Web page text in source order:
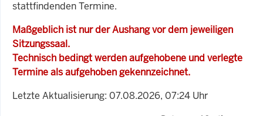
stattfindenden Termine.
Maßgeblich ist nur der Aushang vor dem jeweiligen
Sitzungssaal.
Technisch bedingt werden aufgehobene und verlegte
Termine als aufgehoben gekennzeichnet.
Letzte Aktualisierung: 07.08.2026, 07:24 Uhr